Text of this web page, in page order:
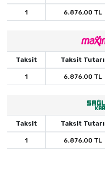
1 6.876,00 TL
Taksit Taksit Tutarı
1 6.876,00 TL
Taksit Taksit Tutarı
1 6.876,00 TL